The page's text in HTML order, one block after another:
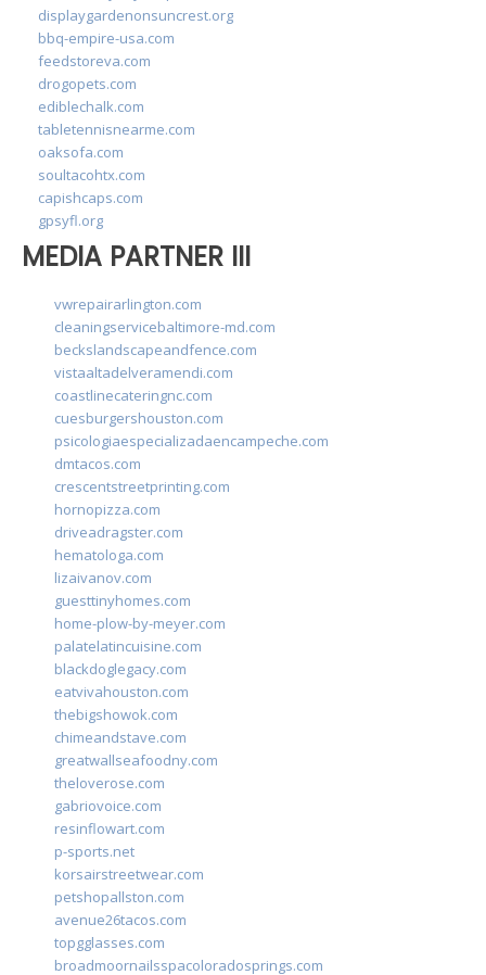
displaygardenonsuncrest.org
bbq-empire-usa.com
feedstoreva.com
drogopets.com
ediblechalk.com
tabletennisnearme.com
oaksofa.com
soultacohtx.com
capishcaps.com
gpsyfl.org
MEDIA PARTNER III
vwrepairarlington.com
cleaningservicebaltimore-md.com
beckslandscapeandfence.com
vistaaltadelveramendi.com
coastlinecateringnc.com
cuesburgershouston.com
psicologiaespecializadaencampeche.com
dmtacos.com
crescentstreetprinting.com
hornopizza.com
driveadragster.com
hematologa.com
lizaivanov.com
guesttinyhomes.com
home-plow-by-meyer.com
palatelatincuisine.com
blackdoglegacy.com
eatvivahouston.com
thebigshowok.com
chimeandstave.com
greatwallseafoodny.com
theloverose.com
gabriovoice.com
resinflowart.com
p-sports.net
korsairstreetwear.com
petshopallston.com
avenue26tacos.com
topgglasses.com
broadmoornailsspacoloradosprings.com